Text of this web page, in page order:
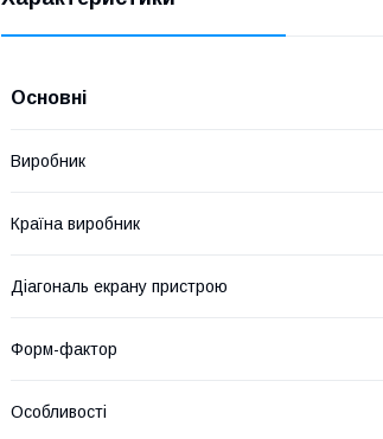
Основні
Виробник
Країна виробник
Діагональ екрану пристрою
Форм-фактор
Особливості